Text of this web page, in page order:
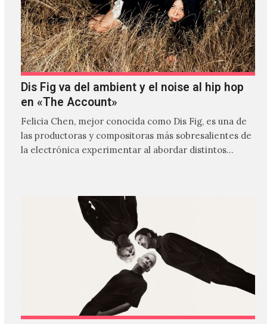
Dis Fig va del ambient y el noise al hip hop
en «The Account»
Felicia Chen, mejor conocida como Dis Fig, es una de
las productoras y compositoras más sobresalientes de
la electrónica experimentar al abordar distintos